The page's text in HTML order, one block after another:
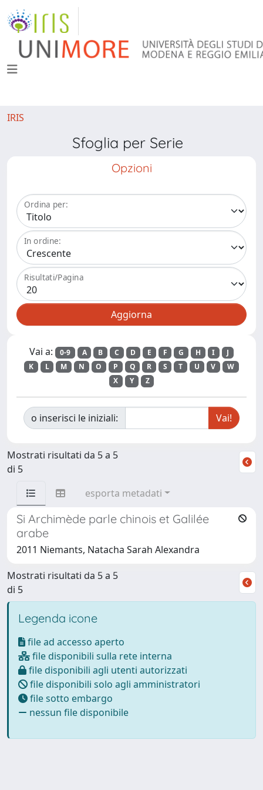
IRIS
Sfoglia per Serie
Opzioni
Ordina per:
In ordine:
Risultati/Pagina
Vai a: 0-9 A B C D E F G H I
J
K
L M N O P Q R S T U V
W
X
Y Z
o inserisci le iniziali:
Mostrati risultati da 5 a 5
di 5
esporta metadati
Si Archimède parle chinois et Galilée
arabe
2011 Niemants, Natacha Sarah Alexandra
Mostrati risultati da 5 a 5
di 5
Legenda icone
file ad accesso aperto
file disponibili sulla rete interna
file disponibili agli utenti autorizzati
file disponibili solo agli amministratori
file sotto embargo
nessun file disponibile